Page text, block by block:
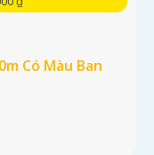
Có Màu Ban